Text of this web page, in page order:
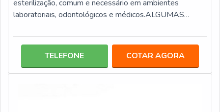
esterilização, comum e necessário em ambientes
laboratoriais, odontológicos e médicos.ALGUMAS
MERCADOEssencialmente os integradores químicos
reativos, em que a resposta é lida por meio da alteração
da coloração, que pode ter cores variadas de acordo com
TELEFONE COTAR AGORA